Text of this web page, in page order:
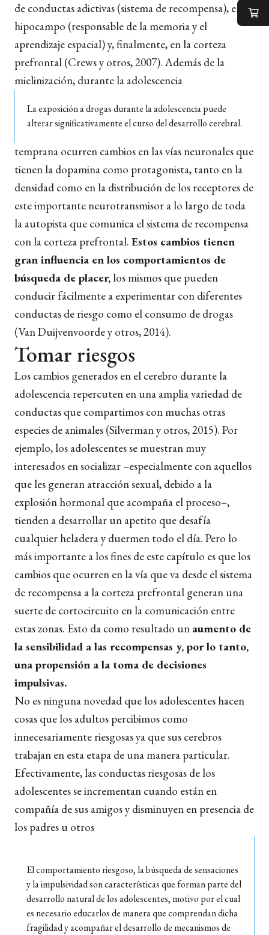
de conductas adictivas (sistema de recompensa), en el
hipocampo (responsable de la memoria y el
aprendizaje espacial) y, finalmente, en la corteza
prefrontal (Crews y otros, 2007). Además de la
mielinización, durante la adolescencia
La exposición a drogas durante la adolescencia puede
alterar significativamente el curso del desarrollo cerebral.
temprana ocurren cambios en las vías neuronales que
tienen la dopamina como protagonista, tanto en la
densidad como en la distribución de los receptores de
este importante neurotransmisor a lo largo de toda
la autopista que comunica el sistema de recompensa
con la corteza prefrontal. Estos cambios tienen
gran influencia en los comportamientos de
búsqueda de placer, los mismos que pueden
conducir fácilmente a experimentar con diferentes
conductas de riesgo como el consumo de drogas
(Van Duijvenvoorde y otros, 2014).
Tomar riesgos
Los cambios generados en el cerebro durante la
adolescencia repercuten en una amplia variedad de
conductas que compartimos con muchas otras
especies de animales (Silverman y otros, 2015). Por
ejemplo, los adolescentes se muestran muy
interesados en socializar –especialmente con aquellos
que les generan atracción sexual, debido a la
explosión hormonal que acompaña el proceso–,
tienden a desarrollar un apetito que desafía
cualquier heladera y duermen todo el día. Pero lo
más importante a los fines de este capítulo es que los
cambios que ocurren en la vía que va desde el sistema
de recompensa a la corteza prefrontal generan una
suerte de cortocircuito en la comunicación entre
estas zonas. Esto da como resultado un aumento de
la sensibilidad a las recompensas y, por lo tanto,
una propensión a la toma de decisiones
impulsivas.
No es ninguna novedad que los adolescentes hacen
cosas que los adultos percibimos como
innecesariamente riesgosas ya que sus cerebros
trabajan en esta etapa de una manera particular.
Efectivamente, las conductas riesgosas de los
adolescentes se incrementan cuando están en
compañía de sus amigos y disminuyen en presencia de
los padres u otros
El comportamiento riesgoso, la búsqueda de sensaciones
y la impulsividad son características que forman parte del
desarrollo natural de los adolescentes, motivo por el cual
es necesario educarlos de manera que comprendan dicha
fragilidad y acompañar el desarrollo de mecanismos de